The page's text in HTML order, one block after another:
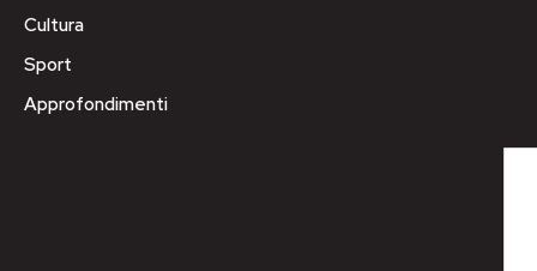
Cultura
Sport
Approfondimenti